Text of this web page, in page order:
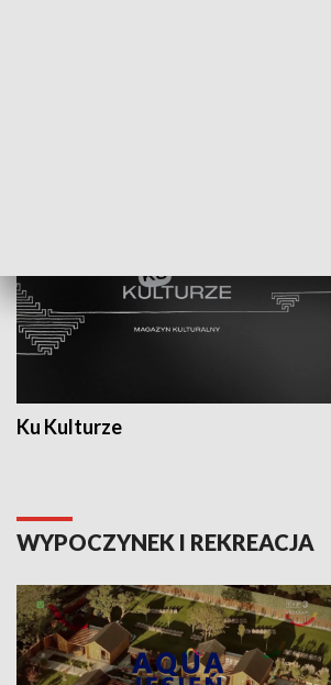
Ku Kulturze
WYPOCZYNEK I REKREACJA